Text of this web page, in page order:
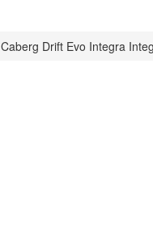
Caberg Drift Evo Integra